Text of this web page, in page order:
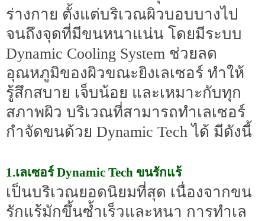
ร่างกาย ตั้งแต่บริเวณผิวบอบบางไป
จนถึงจุดที่มีขนหนาแน่น โดยมีระบบ
Dynamic Cooling System ช่วยลด
อุณหภูมิของผิวขณะยิงเลเซอร์ ทำให้
รู้สึกสบาย เจ็บน้อย และเหมาะกับทุก
สภาพผิว บริเวณที่สามารถทำเลเซอร์
กำจัดขนด้วย Dynamic Tech ได้ มีดังนี้
1.เลเซอร์ Dynamic Tech ขนรักแร้
เป็นบริเวณยอดนิยมที่สุด เนื่องจากขน
รักแร้มักขึ้นซ้ำเร็วและหนา การทำเล